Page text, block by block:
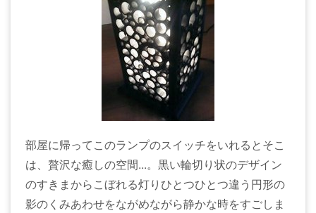
部屋に帰ってこのランプのスイッチをいれるとそこ
は、贅沢な癒しの空間...。黒い輪切り状のデザイン
のすきまからこぼれる灯りひとつひとつ違う円形の
影のくみあわせをながめながら静かな時をすごしま